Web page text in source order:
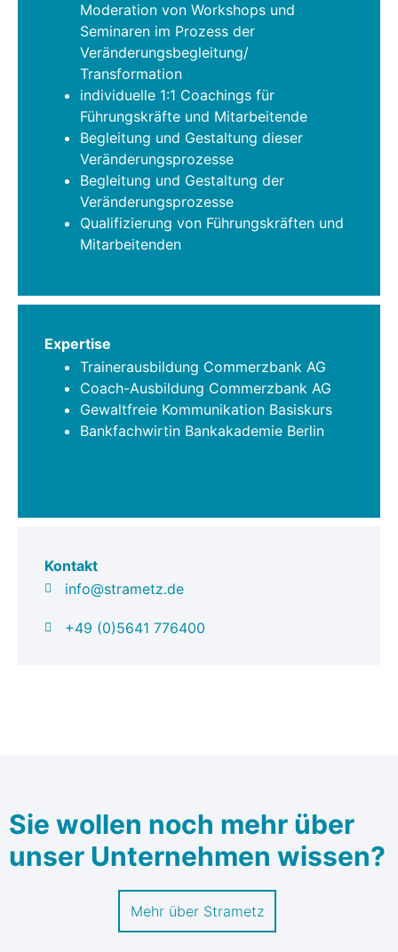
Moderation von Workshops und
Seminaren im Prozess der
Veränderungsbegleitung/
Transformation
individuelle 1:1 Coachings für
Führungskräfte und Mitarbeitende
Begleitung und Gestaltung dieser
Veränderungsprozesse
Begleitung und Gestaltung der
Veränderungsprozesse
Qualifizierung von Führungskräften und
Mitarbeitenden
Expertise
Trainerausbildung Commerzbank AG
Coach-Ausbildung Commerzbank AG
Gewaltfreie Kommunikation Basiskurs
Bankfachwirtin Bankakademie Berlin
Kontakt
info@strametz.de
+49 (0)5641 776400
Sie wollen noch mehr über
unser Unternehmen wissen?
Mehr über Strametz